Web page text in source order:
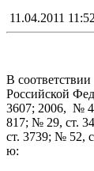
11.04.2011
В соответствии
Российской
3607; 2006, №
817; № 29, ст.
ст. 3739; № 52,
ю: